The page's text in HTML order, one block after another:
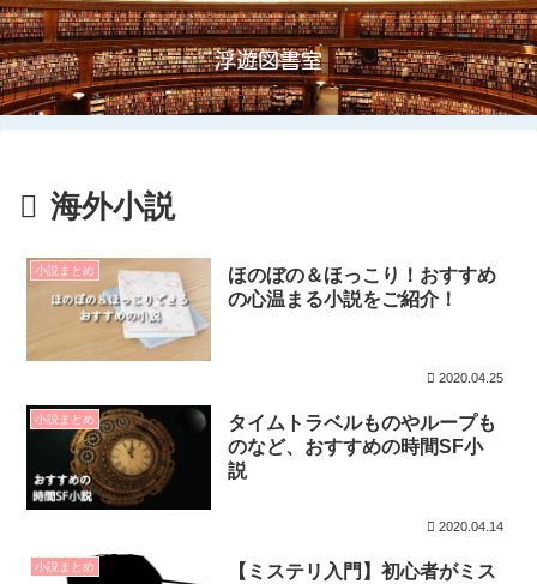
浮遊図書室
海外小説
小説まとめ
ほのぼの＆ほっこり！おすすめ
の心温まる小説をご紹介！
2020.04.25
小説まとめ
タイムトラベルものやループも
のなど、おすすめの時間SF小
説
2020.04.14
小説まとめ
【ミステリ入門】初心者がミス